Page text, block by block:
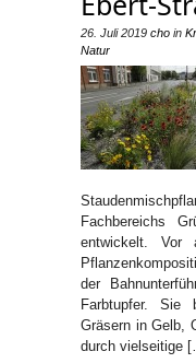
26. Juli 2019 cho in
Natur
Fachbereichs
entwickelt. Vor
der
Farbtupfer. Sie
Gräsern in Gelb,
durch vielseitige